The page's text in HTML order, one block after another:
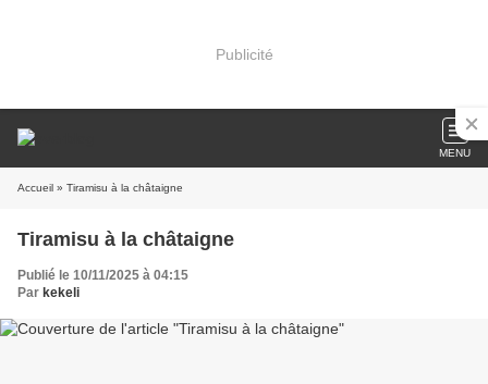
Publicité
MENU
Accueil » Tiramisu à la châtaigne
Tiramisu à la châtaigne
Publié le 10/11/2025 à 04:15
Par kekeli